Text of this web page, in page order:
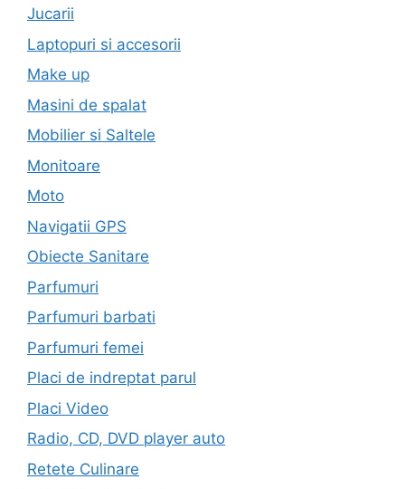
Jucarii
Laptopuri si accesorii
Make up
Masini de spalat
Mobilier si Saltele
Monitoare
Moto
Navigatii GPS
Obiecte Sanitare
Parfumuri
Parfumuri barbati
Parfumuri femei
Placi de indreptat parul
Placi Video
Radio, CD, DVD player auto
Retete Culinare